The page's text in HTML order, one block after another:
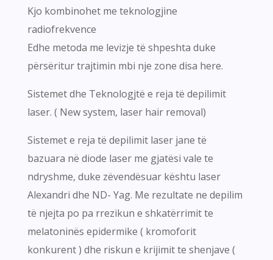
Kjo kombinohet me teknologjine
radiofrekvence
Edhe metoda me levizje të shpeshta duke
përsëritur trajtimin mbi nje zone disa here.
Sistemet dhe Teknologjtë e reja të depilimit
laser. ( New system, laser hair removal)
Sistemet e reja të depilimit laser jane të
bazuara në diode laser me gjatësi vale te
ndryshme, duke zëvendësuar kështu laser
Alexandri dhe ND- Yag. Me rezultate ne depilim
të njejta po pa rrezikun e shkatërrimit te
melatoninës epidermike ( kromoforit
konkurent ) dhe riskun e krijimit te shenjave (